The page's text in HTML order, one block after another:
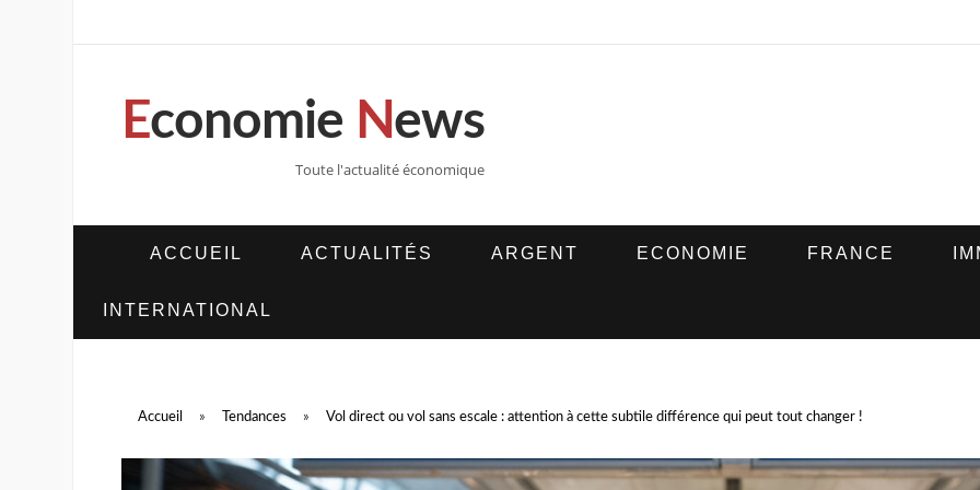
Economie News
Toute l'actualité économique
ACCUEIL ACTUALITÉS ARGENT ECONOMIE FRANCE
INTERNATIONAL
Accueil » Tendances » Vol direct ou vol sans escale : attention à cette subtile différence qui peut tout changer !